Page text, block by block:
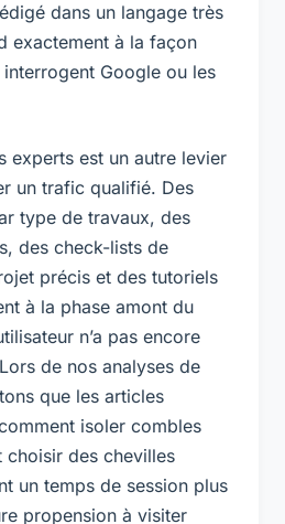
dans un langage très
exactement à la façon
Google ou les
experts est un autre levier
un trafic qualifié. Des
type de travaux, des
des check-lists de
précis et des tutoriels
à la phase amont du
n’a pas encore
de nos analyses de
que les articles
isoler combles
choisir des chevilles
un temps de session plus
propension à visiter